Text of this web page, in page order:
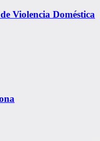
Violencia Doméstica